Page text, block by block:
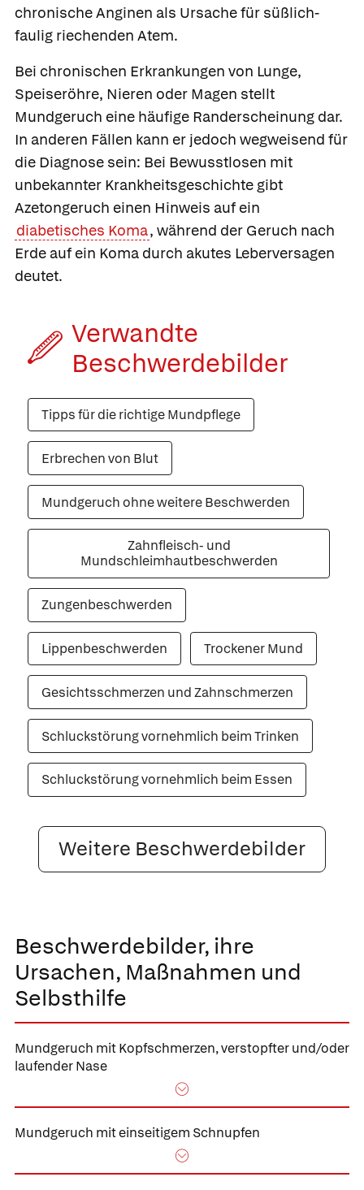
chronische Anginen als Ursache für süßlich-
faulig riechenden Atem.
Bei chronischen Erkrankungen von Lunge,
Speiseröhre, Nieren oder Magen stellt
Mundgeruch eine häufige Randerscheinung dar.
In anderen Fällen kann er jedoch wegweisend für
die Diagnose sein: Bei Bewusstlosen mit
unbekannter Krankheitsgeschichte gibt
Azetongeruch einen Hinweis auf ein
diabetisches Koma, während der Geruch nach
Erde auf ein Koma durch akutes Leberversagen
deutet.
Verwandte
Beschwerde­bilder
Tipps für die richtige Mundpflege
Erbrechen von Blut
Mundgeruch ohne weitere Beschwerden
Zahnfleisch- und
Mundschleimhautbeschwerden
Zungenbeschwerden
Lippenbeschwerden Trockener Mund
Gesichtsschmerzen und Zahnschmerzen
Schluckstörung vornehmlich beim Trinken
Schluckstörung vornehmlich beim Essen
Weitere Beschwerdebilder
Beschwerdebilder, ihre
Ursachen, Maßnahmen und
Selbsthilfe
Mundgeruch mit Kopfschmerzen,verstopfter und/oder
laufender Nase
Mundgeruch mit einseitigem Schnupfen